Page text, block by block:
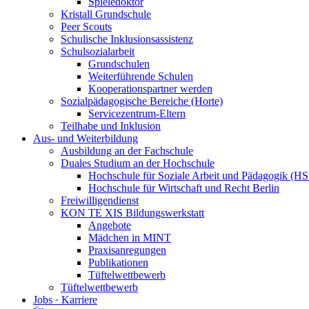
Kristall Grundschule
Peer Scouts
Schulische Inklusionsassistenz
Schulsozialarbeit
Grundschulen
Weiterführende Schulen
Kooperationspartner werden
Sozialpädagogische Bereiche (Horte)
Servicezentrum-Eltern
Teilhabe und Inklusion
Aus- und Weiterbildung
Ausbildung an der Fachschule
Duales Studium an der Hochschule
Hochschule für Soziale Arbeit und Pädagogik
Hochschule für Wirtschaft und Recht Berlin
Freiwilligendienst
KON TE XIS Bildungswerkstatt
Angebote
Mädchen in MINT
Praxisanregungen
Publikationen
Tüftelwettbewerb
Tüftelwettbewerb
Jobs · Karriere